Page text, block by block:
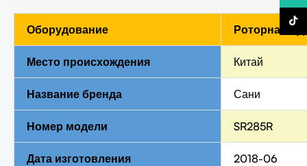
Оборудование Роторная
Место происхождения Китай
Название бренда Сани
Номер модели SR285R
Дата изготовления 2018-06